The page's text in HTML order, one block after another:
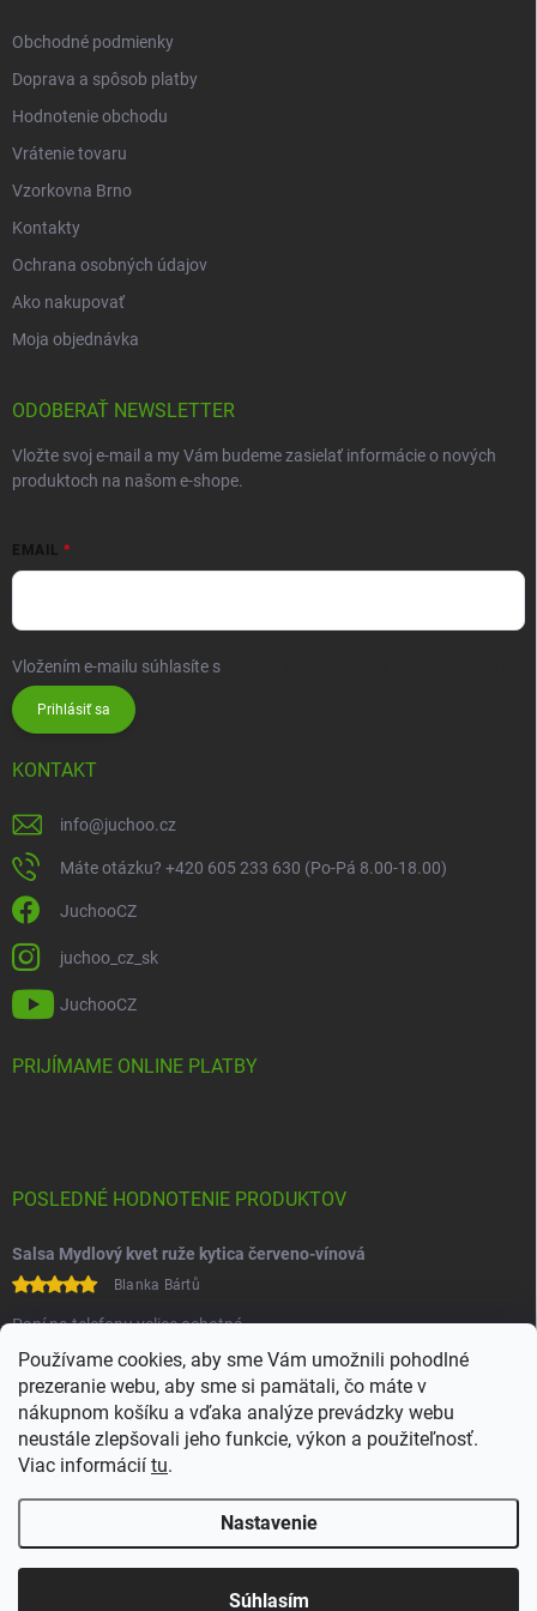
Používame cookies, aby sme Vám umožnili pohodlné
prezeranie webu, aby sme si pamätali, čo máte v
nákupnom košíku a vďaka analýze prevádzky webu
neustále zlepšovali jeho funkcie, výkon a použiteľnosť.
Viac informácií tu.
Nastavenie
Súhlasím
Obchodné podmienky
Doprava a spôsob platby
Hodnotenie obchodu
Vrátenie tovaru
Vzorkovna Brno
Kontakty
Ochrana osobných údajov
Ako nakupovať
Moja objednávka
ODOBERAŤ NEWSLETTER
Vložte svoj e-mail a my Vám budeme zasielať informácie o nových
produktoch na našom e-shope.
EMAIL
Vložením e-mailu súhlasíte s
Prihlásiť sa
KONTAKT
info@juchoo.cz
Máte otázku? +420 605 233 630 (Po-Pá 8.00-18.00)
JuchooCZ
juchoo_cz_sk
JuchooCZ
PRIJÍMAME ONLINE PLATBY
POSLEDNÉ HODNOTENIE PRODUKTOV
Salsa Mydlový kvet ruže kytica červeno-vínová
Blanka Bártů
Paní na telefonu velice ochotná
Copyright 2026Juchoo. Všetky práva vyhradené.Upraviť nastavenie
cookies